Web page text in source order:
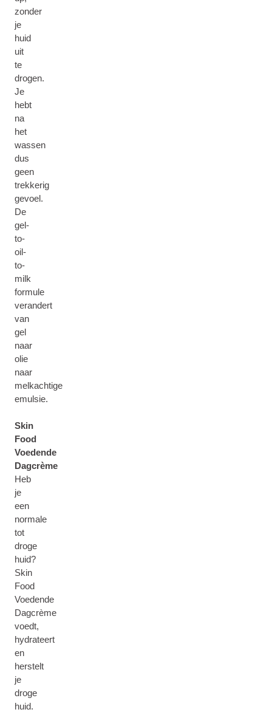
zonder
je
huid
uit
te
drogen.
Je
hebt
na
het
wassen
dus
geen
trekkerig
gevoel.
De
gel-
to-
oil-
to-
milk
formule
verandert
van
gel
naar
olie
naar
melkachtige
emulsie.
Skin
Food
Voedende
Dagcrème
Heb
je
een
normale
tot
droge
huid?
Skin
Food
Voedende
Dagcrème
voedt,
hydrateert
en
herstelt
je
droge
huid.